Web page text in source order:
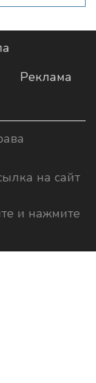
Реклама
на сайт
и нажмите